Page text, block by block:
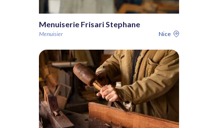
Menuiserie Frisari Stephane
Menuisier Nice